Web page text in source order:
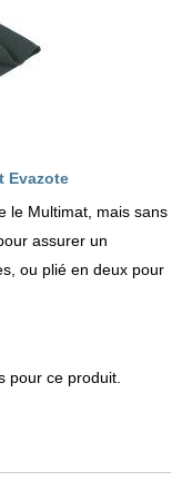
Evazote
le Multimat, mais sans
assurer un
ou plié en deux pour
pour ce produit.